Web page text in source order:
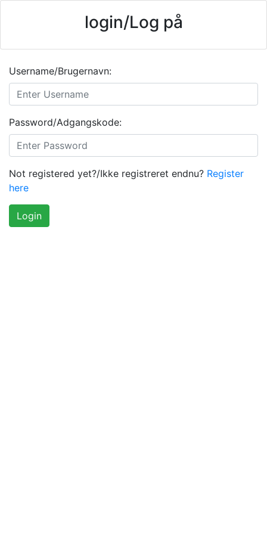
login/Log på
Username/Brugernavn:
Password/Adgangskode:
Not registered yet?/Ikke registreret endnu? Register
here